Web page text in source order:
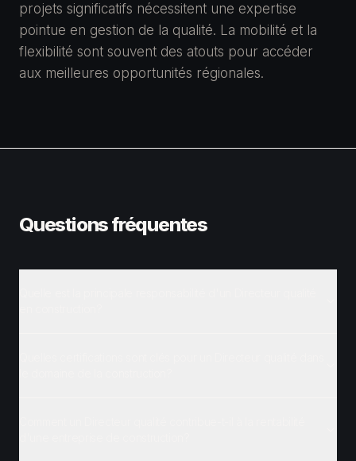
projets significatifs nécessitent une expertise
pointue en gestion de la qualité. La mobilité et la
flexibilité sont souvent des atouts pour accéder
aux meilleures opportunités régionales.
Questions fréquentes